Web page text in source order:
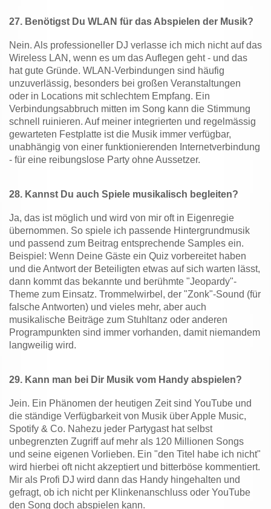
27. Benötigst Du WLAN für das Abspielen der Musik?
Nein. Als professioneller DJ verlasse ich mich nicht auf das
Wireless LAN, wenn es um das Auflegen geht - und das
hat gute Gründe. WLAN-Verbindungen sind häufig
unzuverlässig, besonders bei großen Veranstaltungen
oder in Locations mit schlechtem Empfang. Ein
Verbindungsabbruch mitten im Song kann die Stimmung
schnell ruinieren. Auf meiner integrierten und regelmässig
gewarteten Festplatte ist die Musik immer verfügbar,
unabhängig von einer funktionierenden Internetverbindung
- für eine reibungslose Party ohne Aussetzer.
28. Kannst Du auch Spiele musikalisch begleiten?
Ja, das ist möglich und wird von mir oft in Eigenregie
übernommen. So spiele ich passende Hintergrundmusik
und passend zum Beitrag entsprechende Samples ein.
Beispiel: Wenn Deine Gäste ein Quiz vorbereitet haben
und die Antwort der Beteiligten etwas auf sich warten lässt,
dann kommt das bekannte und berühmte "Jeopardy"-
Theme zum Einsatz. Trommelwirbel, der "Zonk"-Sound (für
falsche Antworten) und vieles mehr, aber auch
musikalische Beiträge zum Stuhltanz oder anderen
Programpunkten sind immer vorhanden, damit niemandem
langweilig wird.
29. Kann man bei Dir Musik vom Handy abspielen?
Jein. Ein Phänomen der heutigen Zeit sind YouTube und
die ständige Verfügbarkeit von Musik über Apple Music,
Spotify & Co. Nahezu jeder Partygast hat selbst
unbegrenzten Zugriff auf mehr als 120 Millionen Songs
und seine eigenen Vorlieben. Ein "den Titel habe ich nicht"
wird hierbei oft nicht akzeptiert und bitterböse kommentiert.
Mir als Profi DJ wird dann das Handy hingehalten und
gefragt, ob ich nicht per Klinkenanschluss oder YouTube
den Song doch abspielen kann.